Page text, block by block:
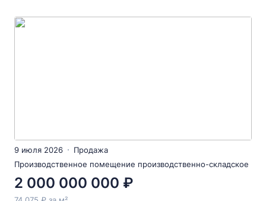
9 июля 2026
Продажа
Производственное помещение производственно-складское
2 000 000 000 ₽